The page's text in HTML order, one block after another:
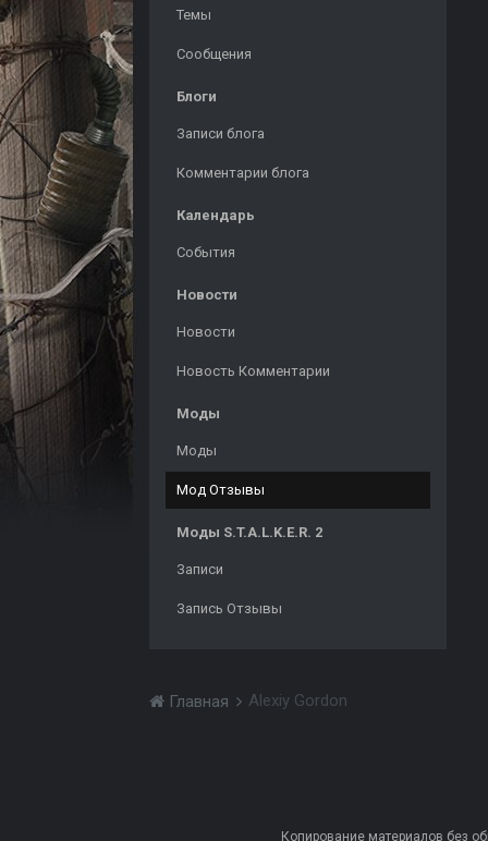
Темы
Сообщения
Блоги
Записи блога
Комментарии блога
Календарь
События
Новости
Новости
Новость Комментарии
Моды
Моды
Мод Отзывы
Моды S.T.A.L.K.E.R. 2
Записи
Запись Отзывы
Главная Alexiy Gordon
Копирование материалов без